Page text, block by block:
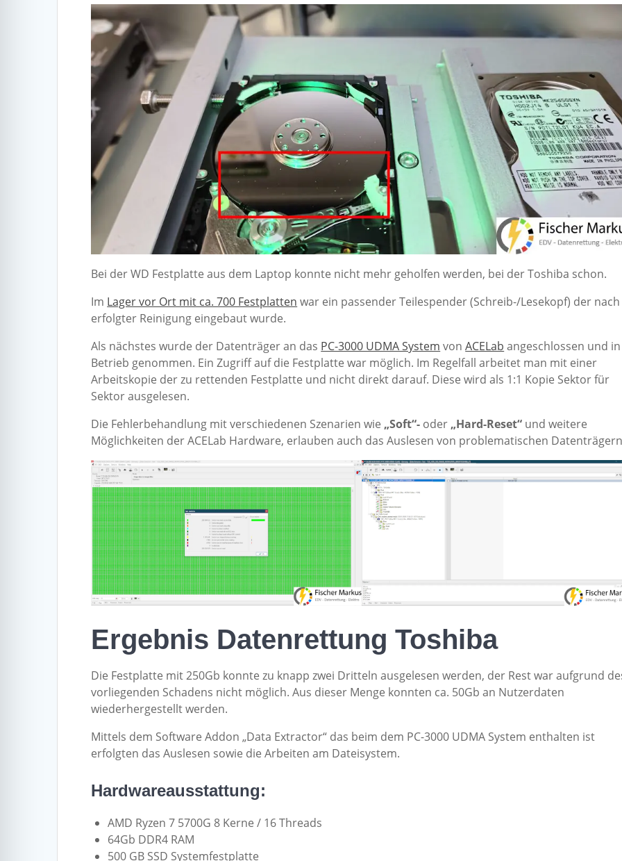
Bei der WD Festplatte aus dem Laptop konnte nicht mehr geholfen werden, bei der Toshiba schon.
Im Lager vor Ort mit ca. 700 Festplatten war ein passender Teilespender (Schreib-/Lesekopf) der nach
erfolgter Reinigung eingebaut wurde.
Als nächstes wurde der Datenträger an das PC-3000 UDMA System vonACELab angeschlossen und in
Betrieb genommen. Ein Zugriff auf die Festplatte war möglich. Im Regelfall arbeitet man mit einer
Arbeitskopie der zu rettenden Festplatte und nicht direkt darauf. Diese wird als 1:1 Kopie Sektor für
Sektor ausgelesen.
Die Fehlerbehandlung mit verschiedenen Szenarien wie „Soft“- oder „Hard-Reset“ und weitere
Möglichkeiten der ACELab Hardware, erlauben auch das Auslesen von problematischen
Ergebnis Datenrettung Toshiba
Die Festplatte mit 250Gb konnte zu knapp zwei Dritteln ausgelesen werden, der Rest war aufgrund
vorliegenden Schadens nicht möglich. Aus dieser Menge konnten ca. 50Gb an Nutzerdaten
wiederhergestellt werden.
Mittels dem Software Addon „Data Extractor“ das beim dem PC-3000 UDMA System enthalten ist
erfolgten das Auslesen sowie die Arbeiten am Dateisystem.
Hardwareausstattung:
AMD Ryzen 7 5700G 8 Kerne / 16 Threads
64Gb DDR4 RAM
500 GB SSD Systemfestplatte